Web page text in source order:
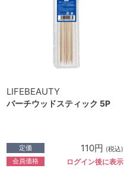
LIFEBEAUTY
バーチウッドスティック 5P
定価 110円 (税込)
会員価格 ログイン後に表示